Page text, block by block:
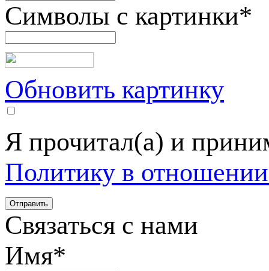
Символы с картинки*
Обновить картинку
Я прочитал(а) и
Политику в
Связаться с нами
Имя*